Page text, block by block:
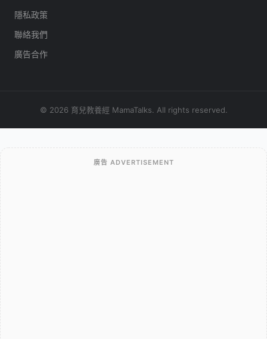
隱私政策
聯絡我們
廣告合作
© 2026 育兒教養經 MamaTalks. All rights reserved.
廣告 ADVERTISEMENT